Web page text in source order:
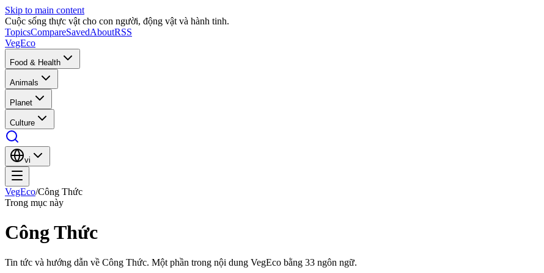
Skip to main content
Cuộc sống thực vật cho con người, động vật và hành tinh.
TopicsCompareSavedAboutRSS
VegEco
Food & Health
Animals
Planet
Culture
vi
VegEco/Công Thức
Trong mục này
Công Thức
Tin tức và hướng dẫn về Công Thức. Một phần trong nội dung VegEco bằng 33 ngôn ngữ.